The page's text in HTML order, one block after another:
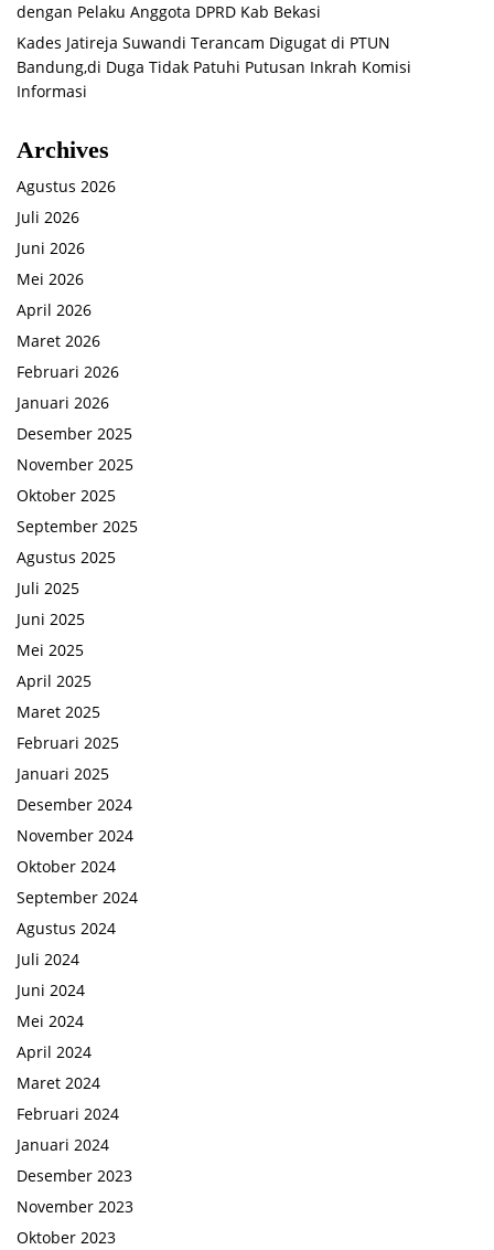
dengan Pelaku Anggota DPRD Kab Bekasi
Kades Jatireja Suwandi Terancam Digugat di PTUN
Bandung,di Duga Tidak Patuhi Putusan Inkrah Komisi
Informasi
Archives
Agustus 2026
Juli 2026
Juni 2026
Mei 2026
April 2026
Maret 2026
Februari 2026
Januari 2026
Desember 2025
November 2025
Oktober 2025
September 2025
Agustus 2025
Juli 2025
Juni 2025
Mei 2025
April 2025
Maret 2025
Februari 2025
Januari 2025
Desember 2024
November 2024
Oktober 2024
September 2024
Agustus 2024
Juli 2024
Juni 2024
Mei 2024
April 2024
Maret 2024
Februari 2024
Januari 2024
Desember 2023
November 2023
Oktober 2023